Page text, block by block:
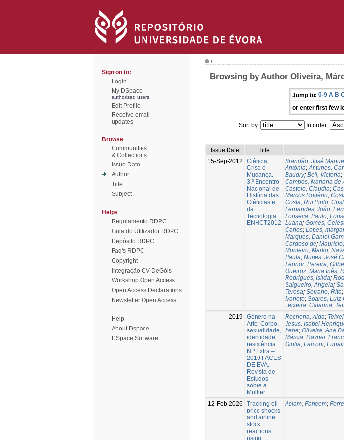
Sign on to:
Login
My DSpace
authorized users
Edit Profile
Receive email
updates
Browse
Communities
& Collections
Issue Date
Author
Title
Subject
Helps
Regulamento RDPC
Guia do Utilizador RDPC
Depósito RDPC
Faq's RDPC
Copyright
Integração CV DeGóis
Workshop Open Access
Open Access Declarations
Newsletter Open Access
Help
About Dspace
DSpace Software
/
Browsing by Author Oliveira,
Jump to: 0-9 A B
or enter first few
Sort by: In order:
Issue Date
Title
15-Sep-2012
Ciência,
Crise e
Mudança.
3.º Encontro
Nacional de
História das
Ciências e
da
Tecnologia.
ENHCT2012
Brandão, José
Antónia;Antunes,
Baudry; Bell, Victoria;
Campos, Mariana de
Castelo, Claudia;
Marcos Rogério;
Costa, Rui Pinto;
Fernandes, João;
Fonseca, Paulo;
Luana; Gomes,
Carlos; Lopes,
Marques, Daniel
Cardoso de;
Monteiro, Marko;
Paula; Nunes, José
Leonor; Pereira,
Queiroz, Maria Inês;
Rodrigues, Isilda;
Salgueiro, Angela;
Teresa; Serrano, Rita;
Ivanete; Soares, Luiz
Teixeira, Catarina;
2019
Género na
Arte: Corpo,
sexualidade,
identidade,
resistência.
N.º Extra –
2019 FACES
DE EVA.
Revista de
Estudos
sobre a
Mulher.
Rechena, Aida;
Jesus, Isabel
Irene; Oliveira, Ana
Márcia; Rayner,
Giulia, Lamoni;
12-Feb-2026
Tracking oil
price shocks
and airline
stock
reactions
using
Aslam, Faheem;